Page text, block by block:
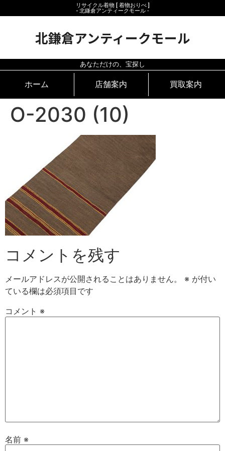
リサイクル着物 [ 着物おりべ ]
- 北鎌倉アンティークモール ‐
北鎌倉アンティークモール
あなただけの、宝探し
ホーム 店舗案内 買取案内
O-2030 (10)
コメントを残す
メールアドレスが公開されることはありません。 ※ が付い
ている欄は必須項目です
コメント ※
名前 ※